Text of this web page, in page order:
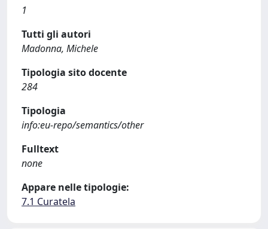
1
Tutti gli autori
Madonna, Michele
Tipologia sito docente
284
Tipologia
info:eu-repo/semantics/other
Fulltext
none
Appare nelle tipologie:
7.1 Curatela